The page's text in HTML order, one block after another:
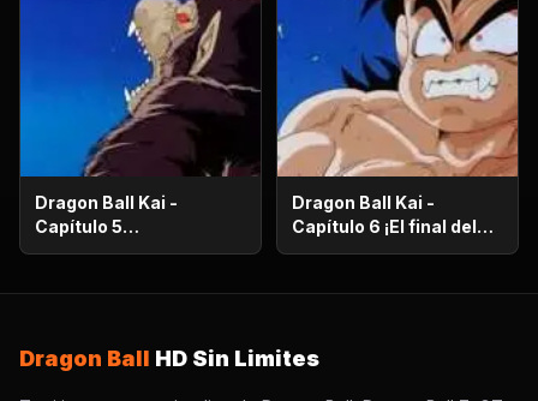
Dragon Ball Kai -
Capítulo 5
¡Supervivencia en el
luna llena despierta a
Dragon Ball Kai -
Capítulo 6 ¡El final del
camino de la serpiente!
Kaio-Sama!
Dragon Ball HD Sin Limites